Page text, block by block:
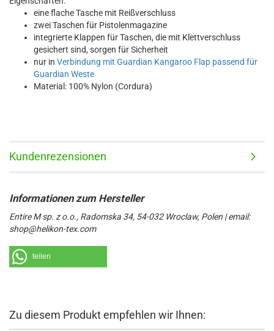
eine flache Tasche mit Reißverschluss
zwei Taschen für Pistolenmagazine
integrierte Klappen für Taschen, die mit Klettverschluss
gesichert sind, sorgen für Sicherheit
nur in Verbindung mit Guardian Kangaroo Flap passend für
Guardian Weste
Material: 100% Nylon (Cordura)
Kundenrezensionen
Entire M sp. z o.o., Radomska 34, 54-032 Wroclaw, Polen | email:
shop@helikon-tex.com
teilen
Zu diesem Produkt empfehlen wir Ihnen: